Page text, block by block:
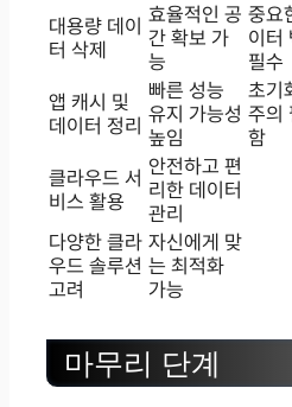
대용량 데이
터 삭제
효율적인 공
간 확보 가
능
중요
이터
필수
앱 캐시 및
데이터 정리
빠른 성능
유지 가능성
높임
초기
주의
함
클라우드 서
비스 활용
안전하고 편
리한 데이터
관리
다양한 클라
우드 솔루션
고려
자신에게 맞
는 최적화
가능
마무리 단계